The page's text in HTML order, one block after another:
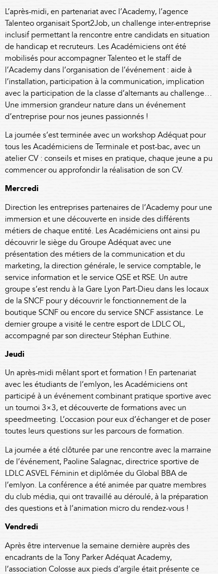
L’après-midi, en partenariat avec l’Academy, l’agence
Talenteoorganisait Sport2Job, un challenge inter-entreprise
inclusif permettant la rencontre entre candidats en situation
de handicap et recruteurs. Les Académiciens ont été
mobilisés pour accompagner Talenteo et le staff de
l’Academy dans l’organisation de l’événement : aide à
l’installation, participation à la communication, implication
avec la participation de la classe d’alternants au challenge…
Une immersion grandeur nature dans un événement
d’entreprise pour nos jeunes passionnés !
La journée s’est terminée avec un workshop Adéquat pour
tous les Académiciens de Terminale et post-bac, avec un
atelier CV : conseils et mises en pratique, chaque jeune a pu
commencer ou approfondir la réalisation de son CV.
Mercredi
Direction les entreprises partenaires de l’Academy pour une
immersion et une découverte en inside des différents
métiers de chaque entité. Les Académiciens ont ainsi pu
découvrir le siège du Groupe Adéquat avec une
présentation des métiers de la communication et du
marketing, la direction générale, le service comptable, le
service information et le service QSE et RSE. Un autre
groupe s’est rendu à la Gare Lyon Part-Dieu dans les locaux
de la SNCF pour y découvrir le fonctionnement de la
boutique SCNF ou encore du service SNCF assistance. Le
dernier groupe a visité le centre esport de LDLC OL,
accompagné par son directeur Stéphan Euthine.
Jeudi
Un après-midi mêlant sport et formation ! En partenariat
avec les étudiants de l’emlyon, les Académiciens ont
participé à un événement combinant pratique sportive avec
un tournoi 3×3, et découverte de formations avec un
speedmeeting. L’occasion pour eux d’échanger et de poser
toutes leurs questions sur les parcours de formation.
La journée a été clôturée par une rencontre avec la marraine
de l’événement, Paoline Salagnac, directrice sportive de
LDLC ASVEL Féminin et diplômée du Global BBA de
l’emlyon. La conférence a été animée par quatre membres
du club média, qui ont travaillé au déroulé, à la préparation
des questions et à l’animation micro du rendez-vous !
Vendredi
Après être intervenue la semaine dernière auprès des
encadrants de la Tony Parker Adéquat Academy,
l’association Colosse aux pieds d’argileétait présente ce